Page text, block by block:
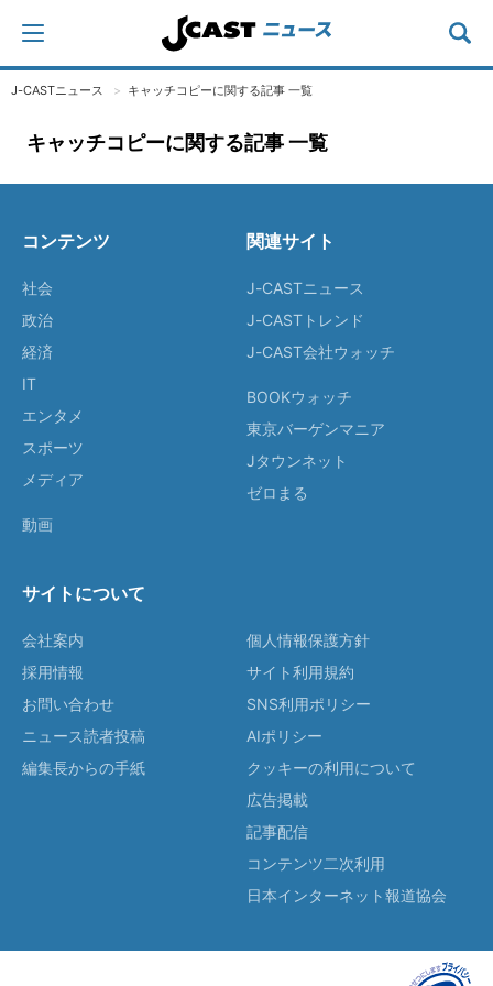
J-CASTニュース キャッチコピーに関する記事 一覧
キャッチコピーに関する記事 一覧
コンテンツ
社会
政治
経済
IT
エンタメ
スポーツ
メディア
動画
関連サイト
J-CASTニュース
J-CASTトレンド
J-CAST会社ウォッチ
BOOKウォッチ
東京バーゲンマニア
Jタウンネット
ゼロまる
サイトについて
会社案内
採用情報
お問い合わせ
ニュース読者投稿
編集長からの手紙
個人情報保護方針
サイト利用規約
SNS利用ポリシー
AIポリシー
クッキーの利用について
広告掲載
記事配信
コンテンツ二次利用
日本インターネット報道協会